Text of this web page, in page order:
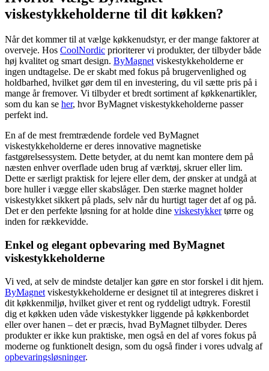
viskestykkeholderne til dit køkken?
Når det kommer til at vælge køkkenudstyr, er der mange faktorer at
overveje. Hos CoolNordic prioriterer vi produkter, der tilbyder både
høj kvalitet og smart design. ByMagnet viskestykkeholderne er
ingen undtagelse. De er skabt med fokus på brugervenlighed og
holdbarhed, hvilket gør dem til en investering, du vil sætte pris på i
mange år fremover. Vi tilbyder et bredt sortiment af køkkenartikler,
som du kan se her, hvor ByMagnet viskestykkeholderne passer
perfekt ind.
En af de mest fremtrædende fordele ved ByMagnet
viskestykkeholderne er deres innovative magnetiske
fastgørelsessystem. Dette betyder, at du nemt kan montere dem på
næsten enhver overflade uden brug af værktøj, skruer eller lim.
Dette er særligt praktisk for lejere eller dem, der ønsker at undgå at
bore huller i vægge eller skabslåger. Den stærke magnet holder
viskestykket sikkert på plads, selv når du hurtigt tager det af og på.
Det er den perfekte løsning for at holde dine viskestykkertørre og
inden for rækkevidde.
Enkel og elegant opbevaring med ByMagnet
viskestykkeholderne
Vi ved, at selv de mindste detaljer kan gøre en stor forskel i dit hjem.
ByMagnet viskestykkeholderne er designet til at integreres diskret i
dit køkkenmiljø, hvilket giver et rent og ryddeligt udtryk. Forestil
dig et køkken uden våde viskestykker liggende på køkkenbordet
eller over hanen – det er præcis, hvad ByMagnet tilbyder. Deres
produkter er ikke kun praktiske, men også en del af vores fokus på
moderne og funktionelt design, som du også finder i vores udvalg af
opbevaringsløsninger.